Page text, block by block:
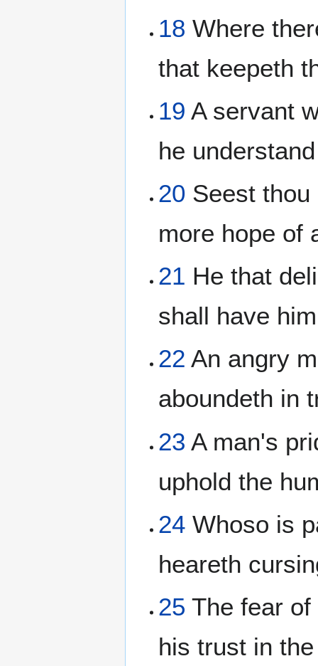
18 Where
that keepeth
19 A servant
he
20 Seest
more hope of
21 He that
shall have
22 An angry
aboundeth in
23 A man's
uphold the
24 Whoso is
heareth
25 The fear
his trust in